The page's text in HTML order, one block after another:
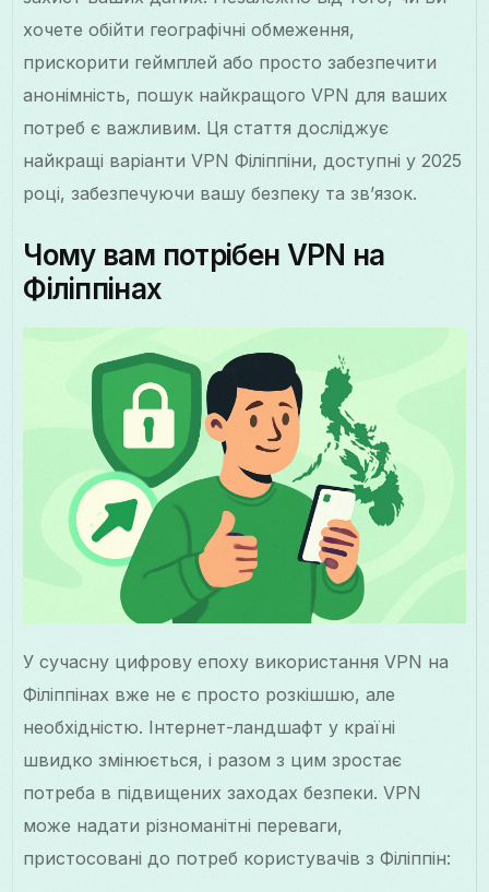
хочете обійти географічні обмеження,
прискорити геймплей або просто забезпечити
анонімність, пошук найкращого VPN для ваших
потреб є важливим. Ця стаття досліджує
найкращі варіанти VPN Філіппіни, доступні у 2025
році, забезпечуючи вашу безпеку та зв’язок.
Чому вам потрібен VPN на
Філіппінах
У сучасну цифрову епоху використання VPN на
Філіппінах вже не є просто розкішшю, але
необхідністю. Інтернет-ландшафт у країні
швидко змінюється, і разом з цим зростає
потреба в підвищених заходах безпеки. VPN
може надати різноманітні переваги,
пристосовані до потреб користувачів з Філіппін: